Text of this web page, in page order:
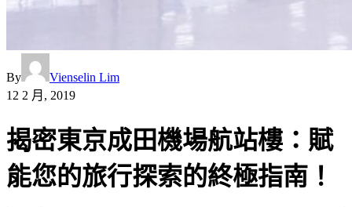
By
Vienselin Lim
12 2 月, 2019
揭密東京成田機場航站樓：賦
能您的旅行探索的終極指南！